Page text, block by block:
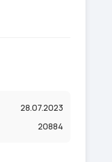
28.07.2023
20884